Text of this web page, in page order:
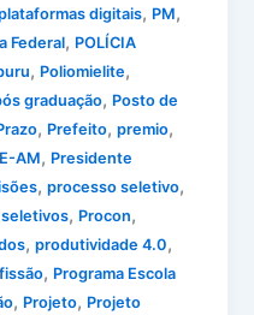
digitais, PM,
Federal, POLÍCIA
, Poliomielite,
graduação, Posto de
, Prefeito,premio,
AM, Presidente
,processo seletivo,
, Procon,
,produtividade 4.0,
, Programa Escola
, Projeto, Projeto